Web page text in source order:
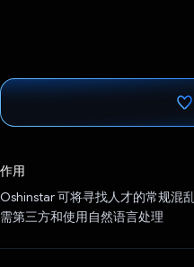
作用
Oshinstar 可将寻找人才的常规混
需第三方和使用自然语言处理